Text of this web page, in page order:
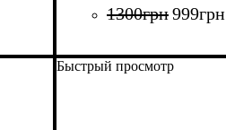
1300грн999грн
Быстрый просмотр